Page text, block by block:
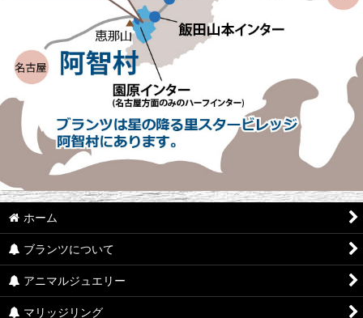
ホーム
ブランツについて
アニマルジュエリー
マリッジリング